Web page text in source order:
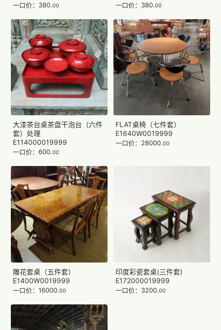
一口价：380.00 一口价：380.00
大漆茶台桌茶盘干泡台（六件
套）处理
E114000019999
一口价：600.00
FLAT桌椅（七件套）
E1640W0019999
一口价：28000.00
雕花套桌（五件套）
E1400W0019999
一口价：16000.00
印度彩瓷套桌(三件套)
E172000019999
一口价：3200.00